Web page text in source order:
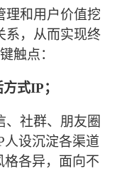
理和用户价值挖
系，从而实现终
触点：
式IP；
、社群、朋友圈
人设沉淀各渠道
格各异，面向不